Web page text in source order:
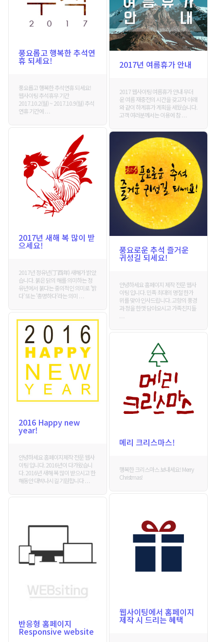
풍요롭고 행복한 추석연
휴 되세요!
풍요롭고 행복한 추석연휴 되세요!
웹사이팅 추석휴무 기간
2017.10.2(월) ~ 2017.10.9(월) 추석
연휴 기간에 . . .
2017년 여름휴가 안내
2017 웹사이팅 여름휴가 안내 무더
운 여름 재충전의 시간을 갖고자 아래
와 같이 하계휴가 계획을 세웠습니다.
고객 여러분께서는 이용에 참 . . .
2017년 새해 복 많이 받
으세요!
2017년 정유년(丁酉年) 새해가 밝았
습니다. 붉은 닭의 해를 의미하는 정
유년에서 붉다는 중의적인 의미로 '밝
다' 또는 '총명하다'라는 의미 . . .
풍요로운 추석 즐거운
귀성길 되세요!
안녕하세요 홈페이지 제작 전문 웹사
이팅 입니다. 민족 최대의 명절 한가
위를 맞아 인사드립니다. 고향의 풍경
과 정을 한껏 담아오시고 가족친지들
. . .
2016 Happy new
year!
안녕하세요 홈페이지제작 전문 웹사
이팅 입니다. 2016년이 다가왔습니
다. 2016년 새해 복 많이 받으시고 한
해동안 대박나시길 기원합니다 . . .
메리 크리스마스!
행복한 크리스마스 보내세요! Merry
Christmas!
웹사이팅에서 홈페이지
제작 시 드리는 혜택
반응형 홈페이지
Responsive website